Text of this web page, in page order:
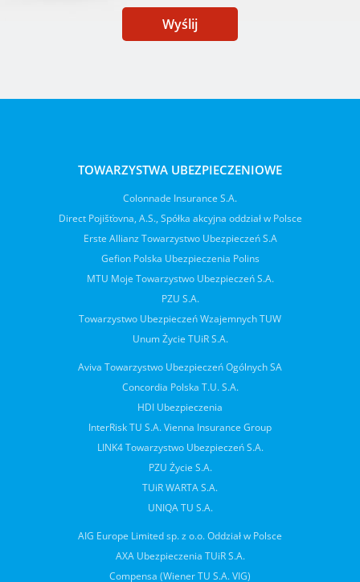
Wyślij
TOWARZYSTWA UBEZPIECZENIOWE
Colonnade Insurance S.A.
Direct Pojišťovna, A.S., Spółka akcyjna oddział w Polsce
Erste Allianz Towarzystwo Ubezpieczeń S.A
Gefion Polska Ubezpieczenia Polins
MTU Moje Towarzystwo Ubezpieczeń S.A.
PZU S.A.
Towarzystwo Ubezpieczeń Wzajemnych TUW
Unum Życie TUiR S.A.
Aviva Towarzystwo Ubezpieczeń Ogólnych SA
Concordia Polska T.U. S.A.
HDI Ubezpieczenia
InterRisk TU S.A. Vienna Insurance Group
LINK4 Towarzystwo Ubezpieczeń S.A.
PZU Życie S.A.
TUiR WARTA S.A.
UNIQA TU S.A.
AIG Europe Limited sp. z o.o. Oddział w Polsce
AXA Ubezpieczenia TUiR S.A.
Compensa (Wiener TU S.A. VIG)